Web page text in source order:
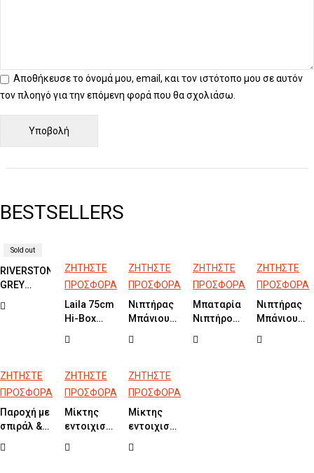
Αποθήκευσε το όνομά μου, email, και τον ιστότοπο μου σε αυτόν
τον πλοηγό για την επόμενη φορά που θα σχολιάσω.
BESTSELLERS
Sold out
RIVERSTONE
GREY
ΖΗΤΗΣΤΕ
ΠΡΟΣΦΟΡΑ
Laila 75cm
Hi-Box
ΖΗΤΗΣΤΕ
ΠΡΟΣΦΟΡΑ
Νιπτήρας
Μπάνιου
WHITE
ΖΗΤΗΣΤΕ
ΠΡΟΣΦΟΡΑ
Μπαταρία
Νιπτήρος
OSO Light
ΖΗΤΗΣΤΕ
ΠΡΟΣΦΟΡΑ
Νιπτήρας
Μπάνιου
WHITE
ΖΗΤΗΣΤΕ
ΠΡΟΣΦΟΡΑ
Παροχή με
σπιράλ &
ELLE
ΖΗΤΗΣΤΕ
ΠΡΟΣΦΟΡΑ
Μίκτης
εντοιχισμού
LUMIERE
ΖΗΤΗΣΤΕ
ΠΡΟΣΦΟΡΑ
Μίκτης
εντοιχισμού
SLIM Black